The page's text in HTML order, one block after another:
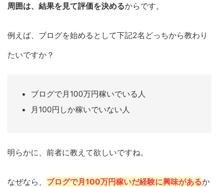
周囲は、結果を見て評価を決めるからです。
例えば、ブログを始めるとして下記2名どっちから教わり
たいですか？
ブログで月100万円稼いでいる人
月100円しか稼いでいない人
明らかに、前者に教えて欲しいですね。
なぜなら、 ブログで月100万円稼いだ経験に興味があるか